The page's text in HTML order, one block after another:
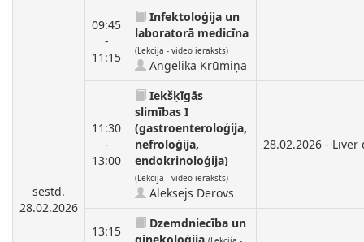
sestd.
28.02.2026
09:45
-
11:15
Infektoloģija un
laboratorā medicīna
(Lekcija - video ieraksts)
Angelika Krūmiņa
11:30
-
13:00
Iekšķīgās
slimības I
(gastroenteroloģija,
nefroloģija,
endokrinoloģija)
(Lekcija - video ieraksts)
Aleksejs Derovs
28.02.2026 - Liver
13:15
Dzemdniecība un